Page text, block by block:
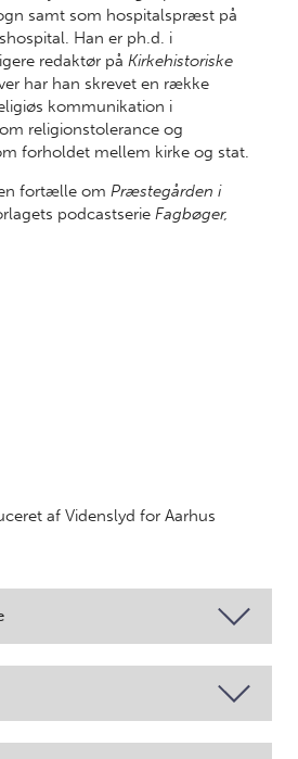
samt som hospitalspræst på
Han er ph.d. i
redaktør på Kirkehistoriske
har han skrevet en række
kommunikation i
religionstolerance og
forholdet mellem kirke og stat.
fortælle om Præstegården i
podcastserie Fagbøger,
af Videnslyd for Aarhus